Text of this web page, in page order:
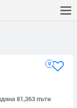
0
81,363 пъти